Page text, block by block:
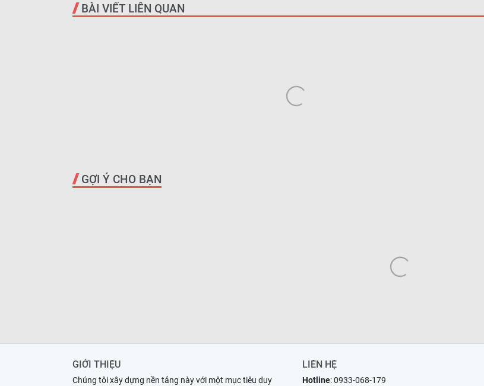
BÀI VIẾT LIÊN QUAN
GỢI Ý CHO BẠN
GIỚI THIỆU
Chúng tôi xây dựng nền tảng này với một mục tiêu duy
LIÊN HỆ
Hotline:0933-068-179